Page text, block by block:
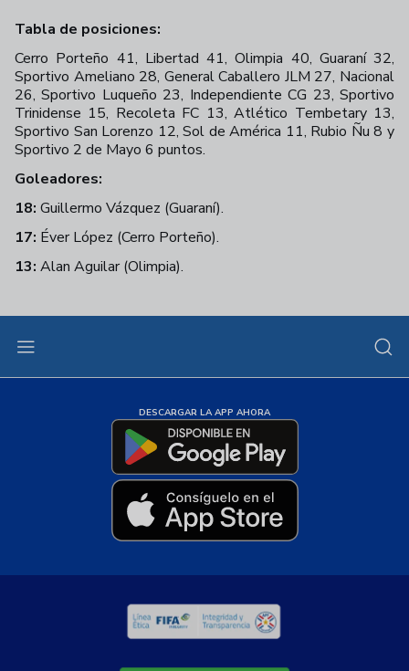
Tabla de posiciones:
Cerro Porteño 41, Libertad 41, Olimpia 40, Guaraní 32,
Sportivo Ameliano 28, General Caballero JLM 27, Nacional
26, Sportivo Luqueño 23, Independiente CG 23, Sportivo
Trinidense 15, Recoleta FC 13, Atlético Tembetary 13,
Sportivo San Lorenzo 12, Sol de América 11, Rubio Ñu 8 y
Sportivo 2 de Mayo 6 puntos.
Goleadores:
18: Guillermo Vázquez (Guaraní).
17: Éver López (Cerro Porteño).
13: Alan Aguilar (Olimpia).
DESCARGAR LA APP AHORA